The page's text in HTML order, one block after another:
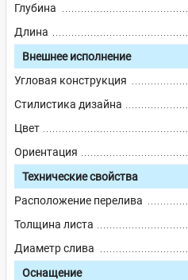
Глубина
Длина
Внешнее исполнение
Угловая конструкция
Стилистика дизайна
Цвет
Ориентация
Технические свойства
Расположение перелива
Толщина листа
Диаметр слива
Оснащение